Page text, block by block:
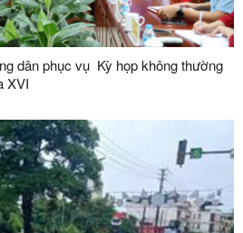
Kỳ họp không thường
XVI